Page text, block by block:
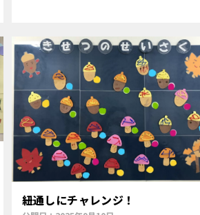
紐通しにチャレンジ！